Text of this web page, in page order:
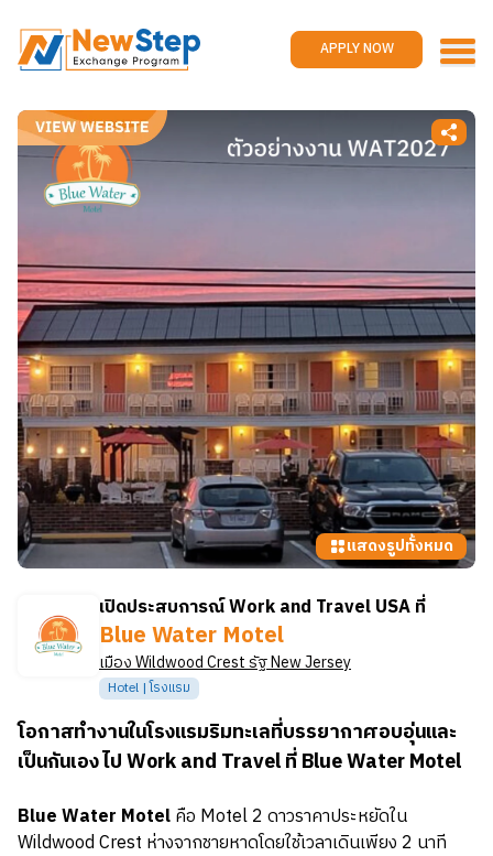
APPLY NOW
Work and travel
Reviews
Promotions
แสดงรูปทั้งหมด
เปิดประสบการณ์ Work and Travel USA ที่
Blue Water Motel
เมืองWildwood CrestรัฐNew Jersey
Hotel | โรงแรม
โอกาสทำงานในโรงแรมริมทะเลที่บรรยากาศอบอุ่นและ
เป็นกันเอง ไป Work and Travel ที่ Blue Water Motel
Blue Water Motelคือ Motel 2 ดาวราคาประหยัดใน
Wildwood Crest ห่างจากชายหาดโดยใช้เวลาเดินเพียง 2 นาที